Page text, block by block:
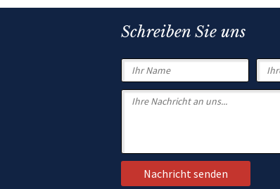
Schreiben Sie uns